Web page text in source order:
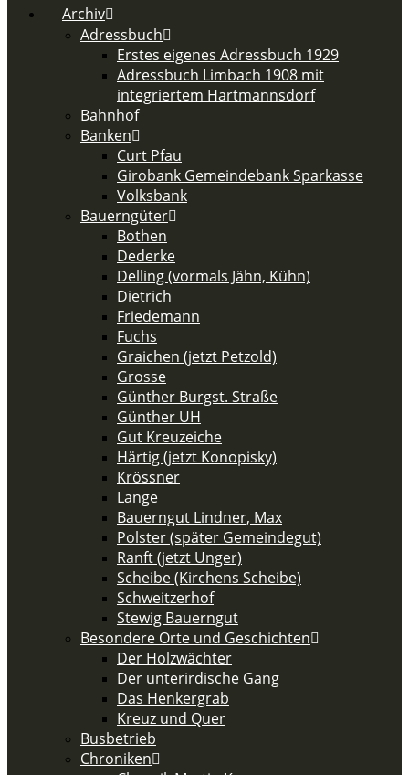
Archiv
Adressbuch
Erstes eigenes Adressbuch 1929
Adressbuch Limbach 1908 mit
integriertem Hartmannsdorf
Bahnhof
Banken
Curt Pfau
Girobank Gemeindebank Sparkasse
Volksbank
Bauerngüter
Bothen
Dederke
Delling (vormals Jähn, Kühn)
Dietrich
Friedemann
Fuchs
Graichen (jetzt Petzold)
Grosse
Günther Burgst. Straße
Günther UH
Gut Kreuzeiche
Härtig (jetzt Konopisky)
Krössner
Lange
Bauerngut Lindner, Max
Polster (später Gemeindegut)
Ranft (jetzt Unger)
Scheibe (Kirchens Scheibe)
Schweitzerhof
Stewig Bauerngut
Besondere Orte und Geschichten
Der Holzwächter
Der unterirdische Gang
Das Henkergrab
Kreuz und Quer
Busbetrieb
Chroniken